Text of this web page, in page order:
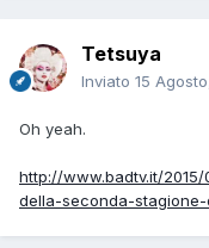
Tetsuya
Inviato 15
Oh yeah.
http://www.badtv.it/
della-seconda-